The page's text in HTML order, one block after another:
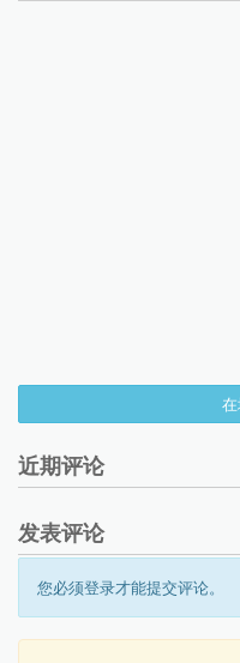
近期评论
发表评论
您必须登录才能提交评论。